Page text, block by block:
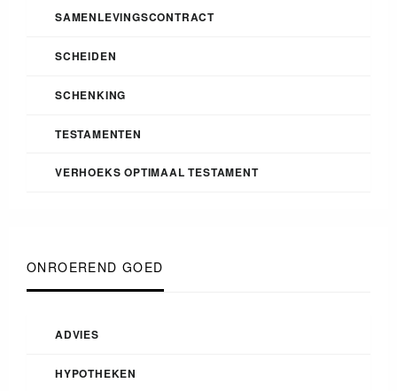
SAMENLEVINGSCONTRACT
SCHEIDEN
SCHENKING
TESTAMENTEN
VERHOEKS OPTIMAAL TESTAMENT
ONROEREND GOED
ADVIES
HYPOTHEKEN